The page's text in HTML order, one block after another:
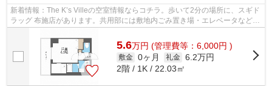
新着情報：The K’s Villeの空室情報ならコチラ。歩いて2分の場所に、スギド
ラッグ 布施店があります。共用部には敷地内ごみ置き場・エレベータなどが
5.6万円 (管理費等：6,000円 )
敷金 0ヶ月 礼金 6.2万円
2階 / 1K / 22.03㎡